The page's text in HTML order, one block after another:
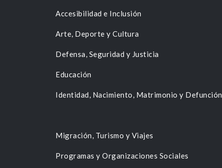
Accesibilidad e Inclusión
Arte, Deporte y Cultura
Defensa, Seguridad y Justicia
Educación
Identidad, Nacimiento, Matrimonio y Defunción
Migración, Turismo y Viajes
Programas y Organizaciones Sociales